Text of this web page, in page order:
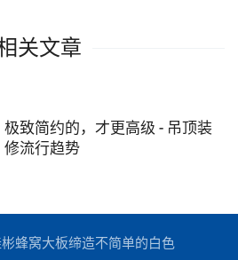
关文章
极致简约的，才更高级 - 吊顶装
修流行趋势
蜂窝大板缔造不简单的白色